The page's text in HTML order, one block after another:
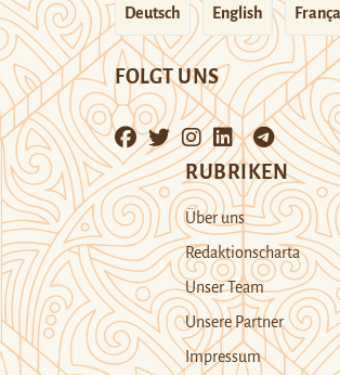
Deutsch English
FOLGT UNS
RUBRIKEN
Über uns
Redaktionscharta
Unser Team
Unsere Partner
Impressum